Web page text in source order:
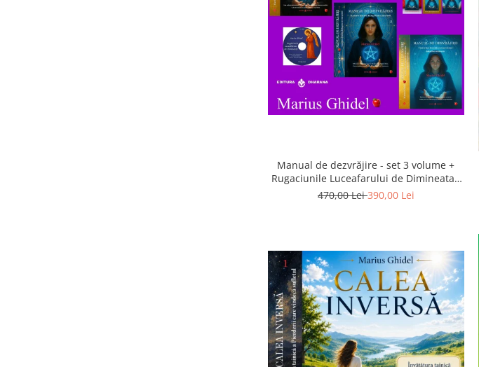
Manual de dezvrăjire - set 3 volume +
Rugaciunile Luceafarului de Dimineata -
Gratuit)
470,00 Lei390,00 Lei